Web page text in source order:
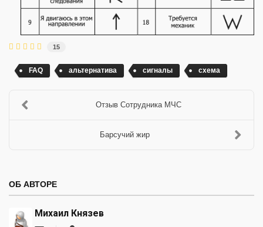
15
FAQ альтернатива сигналы схема
Отзыв Сотрудника МЧС
Барсучий жир
ОБ АВТОРЕ
Михаил Князев